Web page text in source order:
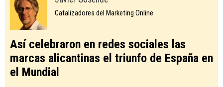
Catalizadores del Marketing Online
Así celebraron en redes sociales las
marcas alicantinas el triunfo de España en
el Mundial